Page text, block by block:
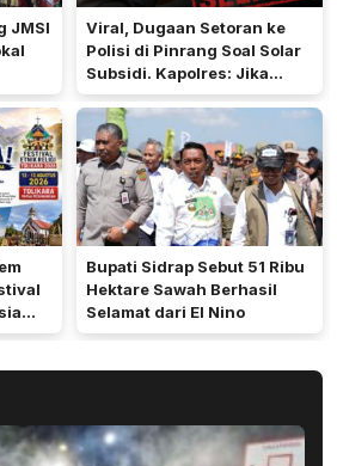
JMSI
Viral, Dugaan Setoran ke
Polisi di Pinrang Soal Solar
Subsidi. Kapolres: Jika
Terbukti Akan Diproses
Bupati Sidrap Sebut 51 Ribu
Hektare Sawah Berhasil
Selamat dari El Nino